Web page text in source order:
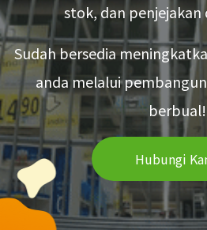
stok, dan penjejakan
Sudah bersedia
anda melalui
berbual!
Hubungi